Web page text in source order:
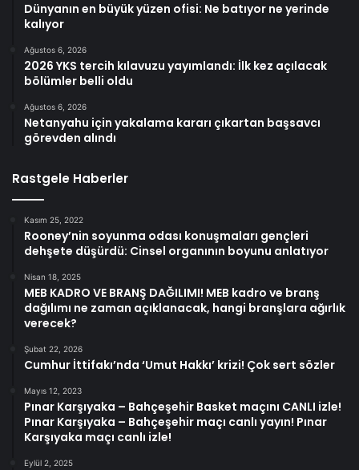
Dünyanın en büyük yüzen ofisi: Ne batıyor ne yerinde
kalıyor
Ağustos 6, 2026
2026 YKS tercih kılavuzu yayımlandı: İlk kez açılacak
bölümler belli oldu
Ağustos 6, 2026
Netanyahu için yakalama kararı çıkartan başsavcı
görevden alındı
Rastgele Haberler
Kasım 25, 2022
Rooney’nin soyunma odası konuşmaları gençleri
dehşete düşürdü: Cinsel organının boyunu anlatıyor
Nisan 18, 2025
MEB KADRO VE BRANŞ DAĞILIMI! MEB kadro ve branş
dağılımı ne zaman açıklanacak, hangi branşlara ağırlık
verecek?
Şubat 22, 2026
Cumhur İttifakı’nda ‘Umut Hakkı’ krizi! Çok sert sözler
Mayıs 12, 2023
Pınar Karşıyaka – Bahçeşehir Basket maçını CANLI izle!
Pınar Karşıyaka – Bahçeşehir maçı canlı yayın! Pınar
Karşıyaka maçı canlı izle!
Eylül 2, 2025